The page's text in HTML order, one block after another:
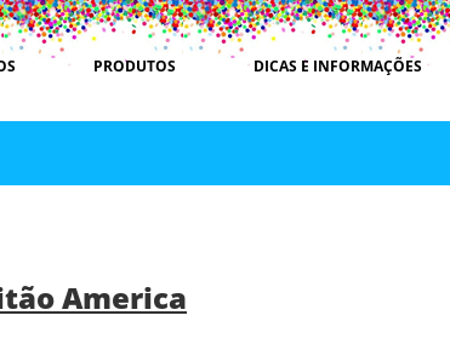
PRODUTOS DICAS E INFORMAÇÕES
America